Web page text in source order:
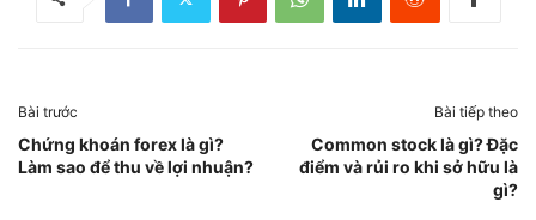
Bài trước
Chứng khoán forex là gì?
Làm sao để thu về lợi nhuận?
Bài tiếp theo
Common stock là gì? Đặc
điểm và rủi ro khi sở hữu là
gì?